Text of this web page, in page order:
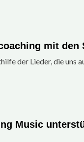
mit den
der Lieder, die uns
Music